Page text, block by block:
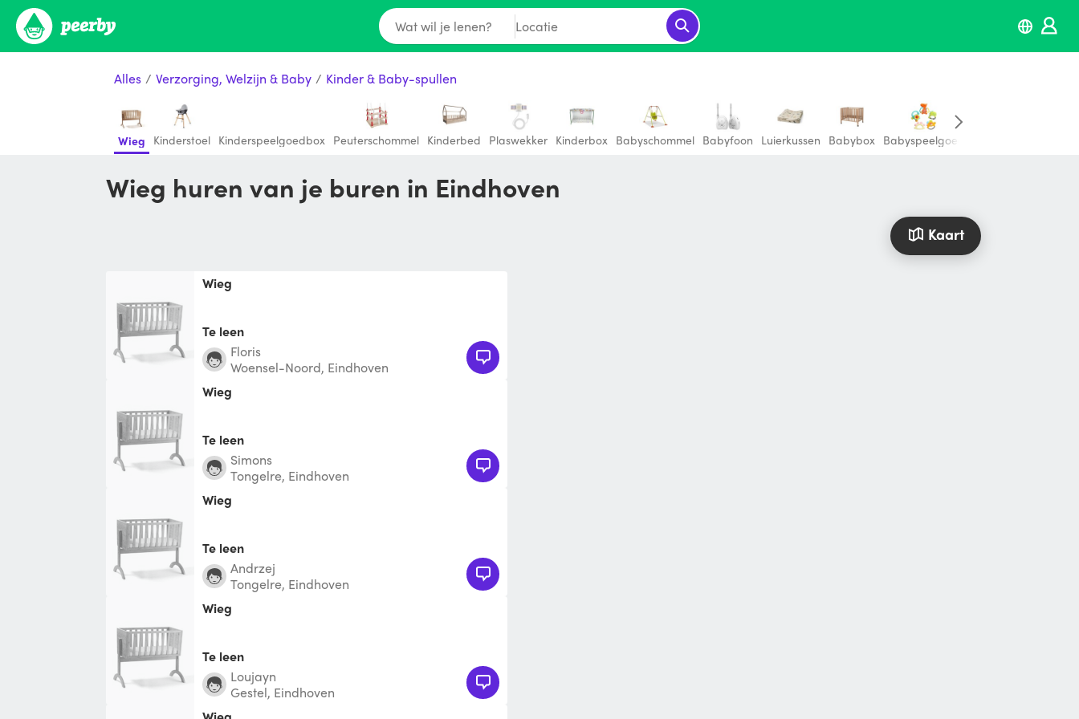
Wat wil je lenen? Locatie
Alles / Verzorging, Welzijn & Baby / Kinder & Baby-spullen
Wieg Kinderstoel Kinderspeelgoedbox Peuterschommel Kinderbed Plaswekker Kinderbox Babyschommel Babyfoon Luierkussen Babybox Babyspeelgoed
Wieg huren van je buren in Eindhoven
Kaart
Wieg
Te leen
Floris
Woensel-Noord, Eindhoven
Wieg
Te leen
Simons
Tongelre, Eindhoven
Wieg
Te leen
Andrzej
Tongelre, Eindhoven
Wieg
Te leen
Loujayn
Gestel, Eindhoven